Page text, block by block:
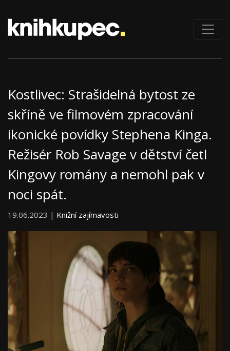
Kostlivec: Strašidelná bytost ze
skříně ve filmovém zpracování
ikonické povídky Stephena Kinga.
Režisér Rob Savage v dětství četl
Kingovy romány a nemohl pak v
noci spát.
19.06.2023 | Knižní zajímavosti